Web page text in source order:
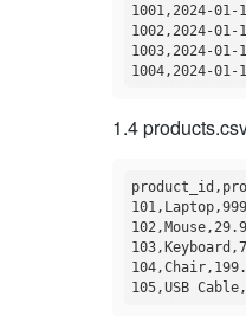
1001,2024-01-
1002,2024-01-
1003,2024-01-
1.4